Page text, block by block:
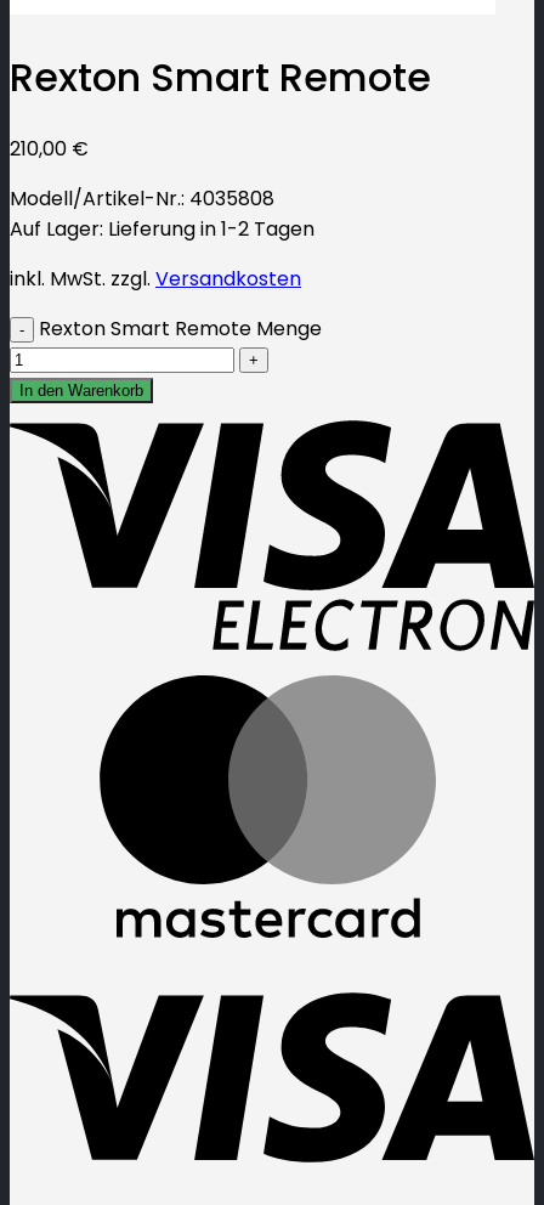
Rexton Smart Remote
210,00 €
Modell/Artikel-Nr.: 4035808
Auf Lager: Lieferung in 1-2 Tagen
inkl. MwSt. zzgl. Versandkosten
Rexton Smart Remote Menge
In den Warenkorb